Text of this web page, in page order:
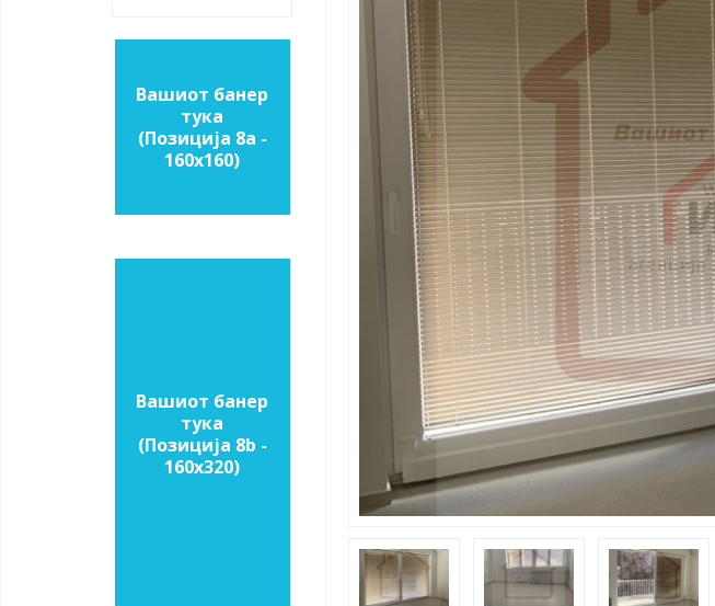
Вашиот банер
тука
(Позиција 8a -
160х160)
Вашиот банер
тука
(Позиција 8b -
160х320)